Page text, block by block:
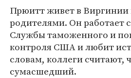
Прюитт живет в Виргинии
родителями. Он работает
Службы таможенного и
контроля США и любит
словам, коллеги считают,
сумасшедший.